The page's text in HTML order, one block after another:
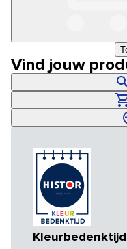
Vind jouw
Kleurbedenktijd